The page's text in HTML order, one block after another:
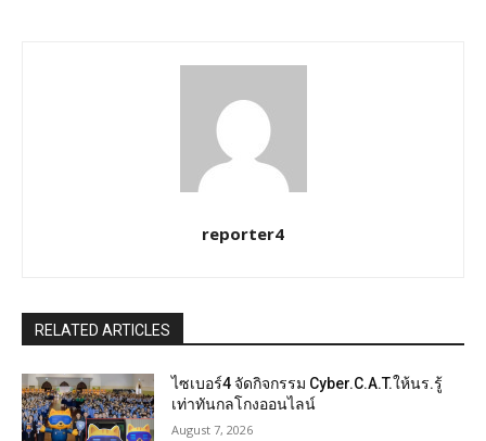
reporter4
RELATED ARTICLES
ไซเบอร์4 จัดกิจกรรม Cyber.C.A.T.ให้นร.รู้
เท่าทันกลโกงออนไลน์
August 7, 2026